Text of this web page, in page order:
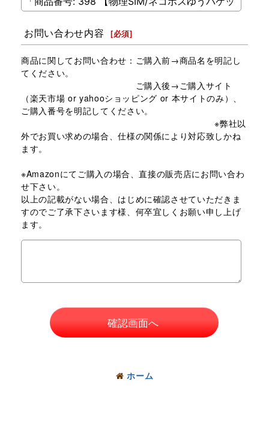
お問い合わせ内容 [必須]
商品に関してお問い合わせ：ご購入前→商品名を明記し
てください。
ご購入後→ご購入サイト
（楽天市場 or yahooショッピング or 本サイトのみ）、
ご購入番号を明記してください。
※弊社以
外でお買い求めの場合、仕様の関係により対応致しかね
ます。
※Amazonにてご購入の場合、直接の販売店にお問い合わ
せ下さい。
以上の記載がない場合、はじめに確認させていただきま
すのでご了承下さいます様、何卒宜しくお願い申し上げ
ます。
確認画面へ
ホーム